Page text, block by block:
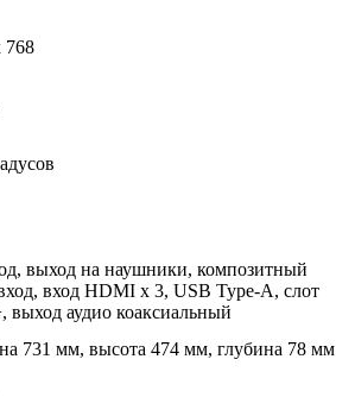
768
выход на наушники, композитный
вход HDMI x 3, USB Type-A, слот
выход аудио коаксиальный
731 мм, высота 474 мм, глубина 78 мм